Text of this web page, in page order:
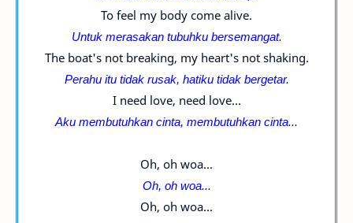
To feel my body come alive.
Untuk merasakan tubuhku bersemangat.
The boat's not breaking, my heart's not shaking.
Perahu itu tidak rusak, hatiku tidak bergetar.
I need love, need love...
Aku membutuhkan cinta, membutuhkan cinta...
Oh, oh woa...
Oh, oh woa...
Oh, oh woa...